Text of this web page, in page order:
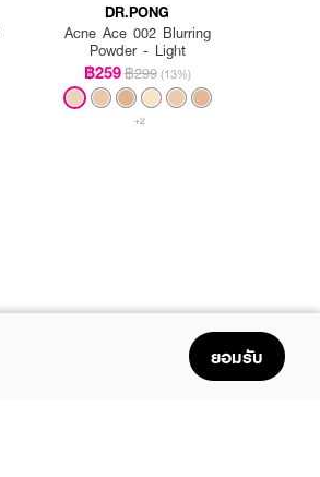
DR.PONG
Acne Ace 002 Blurring
Powder - Light
฿259฿299 (13%)
+2
ยอมรับ